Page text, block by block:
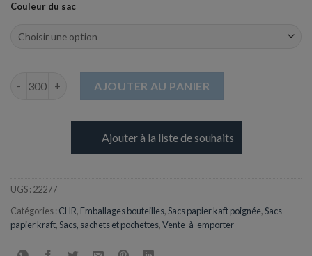
Couleur du sac
AJOUTER AU PANIER
Ajouter à la liste de souhaits
UGS : 22277
Catégories : CHR, Emballages bouteilles,Sacs papier kaft poignée,Sacs
papier kraft,Sacs, sachets et pochettes,Vente-à-emporter